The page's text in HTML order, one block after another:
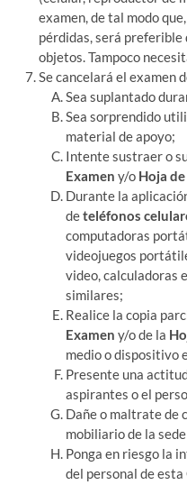
examen, de tal modo
pérdidas, será preferible
objetos. Tampoco
Se cancelará el examen
Sea suplantado
Sea sorprendido
material de apoyo;
Intente sustraer o
Examen y/o Hoja
Durante la
deteléfonos
computadoras
videojuegos
video, calculadoras
similares;
Realice la copia
Examen y/o de la
medio o dispositivo
Presente una
aspirantes o el
Dañe o maltrate de
mobiliario de la
Ponga en riesgo la
del personal de esta